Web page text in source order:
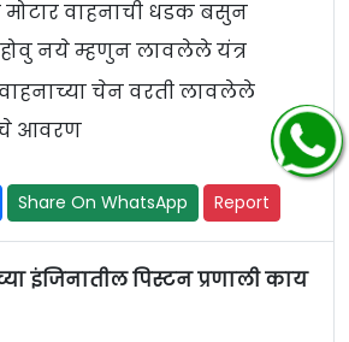
मोटार वाहनाची धडक बसुन
नये म्हणुन लावलेले यंत्र
वाहनाच्या चेन वरती लावलेले
आवरण
Share On WhatsApp Report
इंजिनातील पिस्टन प्रणाली काय